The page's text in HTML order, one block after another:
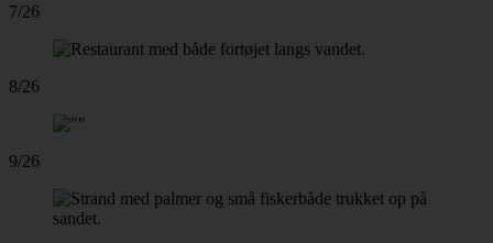
7/26
8/26
9/26